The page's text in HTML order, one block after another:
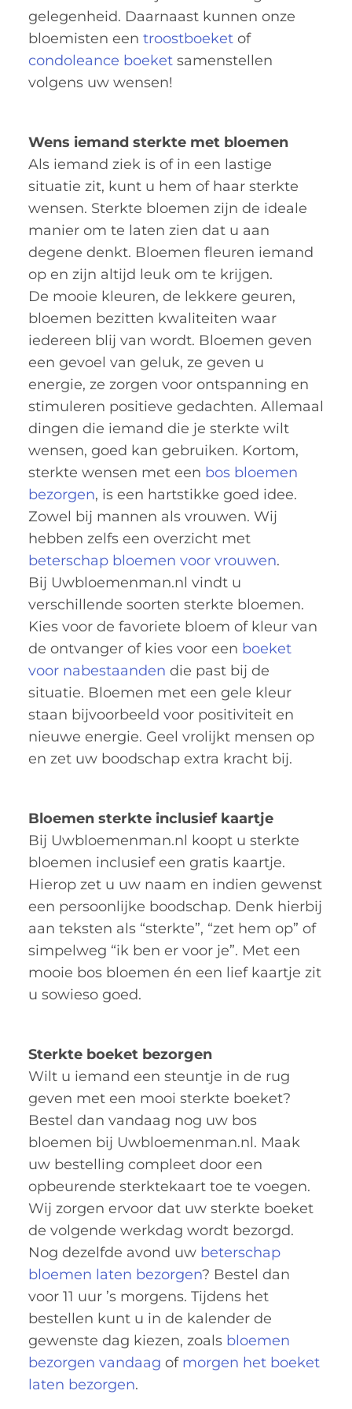
gelegenheid. Daarnaast kunnen onze
bloemisten een troostboeket of
condoleance boeket samenstellen
volgens uw wensen!
Wens iemand sterkte met bloemen
Als iemand ziek is of in een lastige
situatie zit, kunt u hem of haar sterkte
wensen. Sterkte bloemen zijn de ideale
manier om te laten zien dat u aan
degene denkt. Bloemen fleuren iemand
op en zijn altijd leuk om te krijgen.
De mooie kleuren, de lekkere geuren,
bloemen bezitten kwaliteiten waar
iedereen blij van wordt. Bloemen geven
een gevoel van geluk, ze geven u
energie, ze zorgen voor ontspanning en
stimuleren positieve gedachten. Allemaal
dingen die iemand die je sterkte wilt
wensen, goed kan gebruiken. Kortom,
sterkte wensen met een bos bloemen
bezorgen, is een hartstikke goed idee.
Zowel bij mannen als vrouwen. Wij
hebben zelfs een overzicht met
beterschap bloemen voor vrouwen.
Bij Uwbloemenman.nl vindt u
verschillende soorten sterkte bloemen.
Kies voor de favoriete bloem of kleur van
de ontvanger of kies voor een boeket
voor nabestaanden die past bij de
situatie. Bloemen met een gele kleur
staan bijvoorbeeld voor positiviteit en
nieuwe energie. Geel vrolijkt mensen op
en zet uw boodschap extra kracht bij.
Bloemen sterkte inclusief kaartje
Bij Uwbloemenman.nl koopt u sterkte
bloemen inclusief een gratis kaartje.
Hierop zet u uw naam en indien gewenst
een persoonlijke boodschap. Denk hierbij
aan teksten als “sterkte”, “zet hem op” of
simpelweg “ik ben er voor je”. Met een
mooie bos bloemen én een lief kaartje zit
u sowieso goed.
Sterkte boeket bezorgen
Wilt u iemand een steuntje in de rug
geven met een mooi sterkte boeket?
Bestel dan vandaag nog uw bos
bloemen bij Uwbloemenman.nl. Maak
uw bestelling compleet door een
opbeurende sterktekaart toe te voegen.
Wij zorgen ervoor dat uw sterkte boeket
de volgende werkdag wordt bezorgd.
Nog dezelfde avond uw beterschap
bloemen laten bezorgen? Bestel dan
voor 11 uur ’s morgens. Tijdens het
bestellen kunt u in de kalender de
gewenste dag kiezen, zoals bloemen
bezorgen vandaag of morgen het boeket
laten bezorgen.